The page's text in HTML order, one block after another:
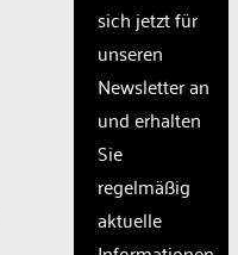
to
setup
the
site
with
CMP
to add
sich jetzt für
unseren
Newsletter an
und erhalten
Sie
regelmäßig
aktuelle